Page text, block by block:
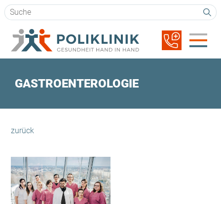
Suchbegriffe
Navigation
überspringen
GASTROENTEROLOGIE
zurück